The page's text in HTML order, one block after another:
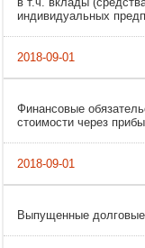
индивидуальных
Финансовые
стоимости через
Выпущенные долговые